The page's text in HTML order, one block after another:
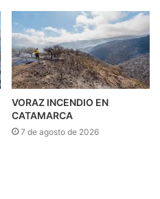
VORAZ INCENDIO EN
CATAMARCA
7 de agosto de 2026